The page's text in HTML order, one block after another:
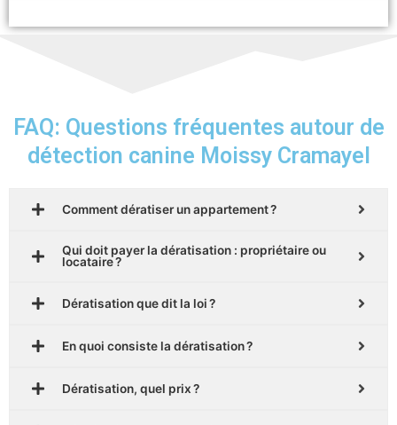
FAQ: Questions fréquentes autour de
détection canine Moissy Cramayel
Comment dératiser un appartement ?
Qui doit payer la dératisation : propriétaire ou
locataire ?
Dératisation que dit la loi ?
En quoi consiste la dératisation ?
Dératisation, quel prix ?